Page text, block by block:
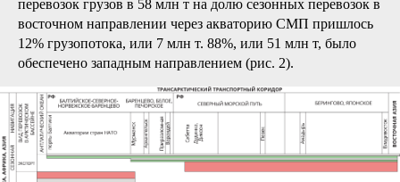
перевозок грузов в 58 млн т на долю сезонных перевозок в
восточном направлении через акваторию СМП пришлось
12% грузопотока, или 7 млн т. 88%, или 51 млн т, было
обеспечено западным направлением (рис. 2).